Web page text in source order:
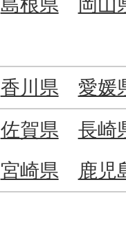
島根県
岡山
香川県 愛媛
佐賀県
長崎
宮崎県
鹿児